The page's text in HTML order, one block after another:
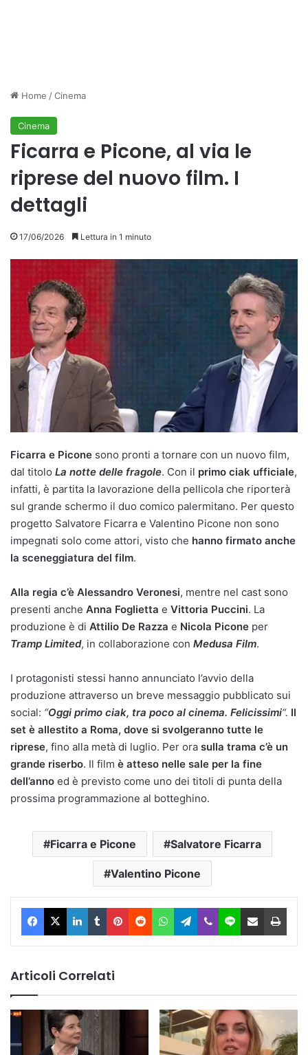
Home /Cinema
Cinema
Ficarra e Picone, al via le
riprese del nuovo film. I
dettagli
17/06/2026 Lettura in 1 minuto
Ficarra e Picone sono pronti a tornare con un nuovo film,
dal titolo La notte delle fragole. Con il primo ciak ufficiale,
infatti, è partita la lavorazione della pellicola che riporterà
sul grande schermo il duo comico palermitano. Per questo
progetto Salvatore Ficarra e Valentino Picone non sono
impegnati solo come attori, visto che hanno firmato anche
la sceneggiatura del film.
Alla regia c’è Alessandro Veronesi, mentre nel cast sono
presenti anche Anna Foglietta e Vittoria Puccini. La
produzione è di Attilio De Razza e Nicola Picone per
Tramp Limited, in collaborazione con Medusa Film.
I protagonisti stessi hanno annunciato l’avvio della
produzione attraverso un breve messaggio pubblicato sui
social: “Oggi primo ciak, tra poco al cinema. Felicissimi“. Il
set è allestito a Roma, dove si svolgeranno tutte le
riprese, fino alla metà di luglio. Per ora sulla trama c’è un
grande riserbo. Il film è atteso nelle sale per la fine
dell’anno ed è previsto come uno dei titoli di punta della
prossima programmazione al botteghino.
Ficarra e Picone Salvatore Ficarra
Valentino Picone
Facebook
X LinkedIn
TumblrPinterest
RedditWhatsAppTelegram
ViberLine Condividi via Email
Articoli Correlati